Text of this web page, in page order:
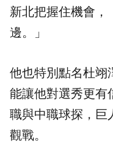
新北把握住機會，
邊。」
他也特別點名杜翊
能讓他對選秀更有
職與中職球探，巨
觀戰。